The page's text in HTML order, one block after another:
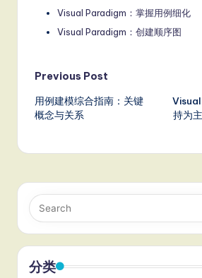
Visual Paradigm：掌握用例细化
Visual Paradigm：创建顺序图
Post
navigation
Previous Post
用例建模综合指南：关键
概念与关系
持为
分类